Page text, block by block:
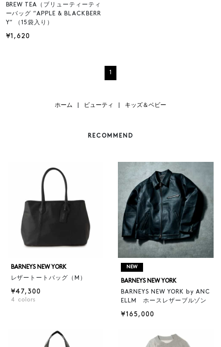
BREW TEA（ブリューティーティ
ーバッグ “APPLE & BLACKBERR
Y“ （15袋入り）
¥1,620
1
ホーム ビューティ キッズ＆ベビー
RECOMMEND
BARNEYS NEW YORK
レザートートバッグ（M）
¥47,300
4 colors
NEW
BARNEYS NEW YORK
BARNEYS NEW YORK by ANC
ELLM ホースレザーブルゾン
¥165,000